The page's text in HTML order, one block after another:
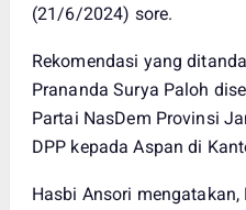
(21/6/2024) sore.
Rekomendasi yang
Prananda Surya Paloh
Partai NasDem Provinsi
DPP kepada Aspan di
Hasbi Ansori mengatakan,